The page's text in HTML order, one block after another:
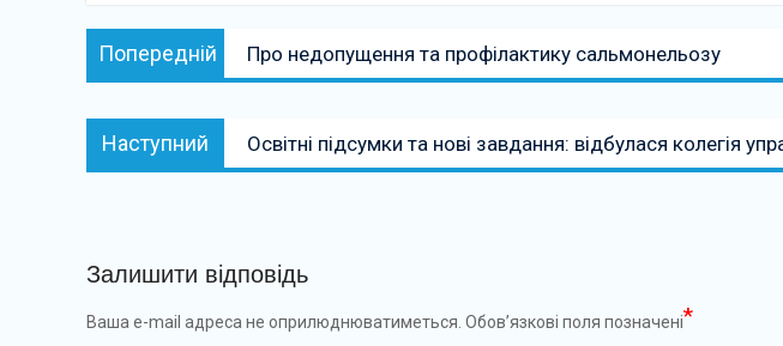
Навігація
записів
Попередній Попередній:
Про недопущення та профілактику сальмонельозу
Наступний Наступний:
Освітні підсумки та нові завдання: відбулася колегія
Залишити відповідь
Ваша e-mail адреса не оприлюднюватиметься. Обов’язкові поля позначені*